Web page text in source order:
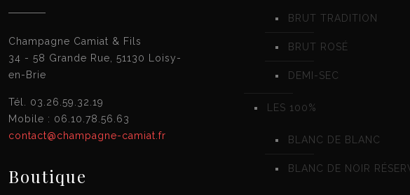
Champagne Camiat & Fils
34 - 58 Grande Rue, 51130 Loisy-
en-Brie
Tél. 03.26.59.32.19
Mobile : 06.10.78.56.63
contact@champagne-camiat.fr
Boutique
BRUT TRADITION
BRUT ROSÉ
DEMI-SEC
LES 100%
BLANC DE BLANC
BLANC DE NOIR